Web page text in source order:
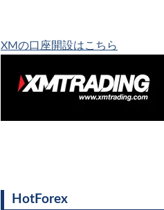
XMの口座開設はこちら
HotForex